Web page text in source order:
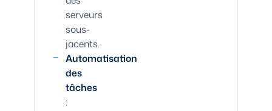
serveurs
sous-
jacents.
Automatisation
des
tâches
: